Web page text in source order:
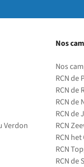
Verdon
Nos
Nos
RCN de
RCN de
RCN de
RCN de
RCN
RCN
RCN
RCN de